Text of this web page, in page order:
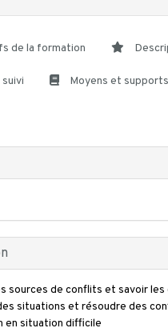
de la formation
Moyens et
sources de conflits et savoir
situations et résoudre des
en situation difficile